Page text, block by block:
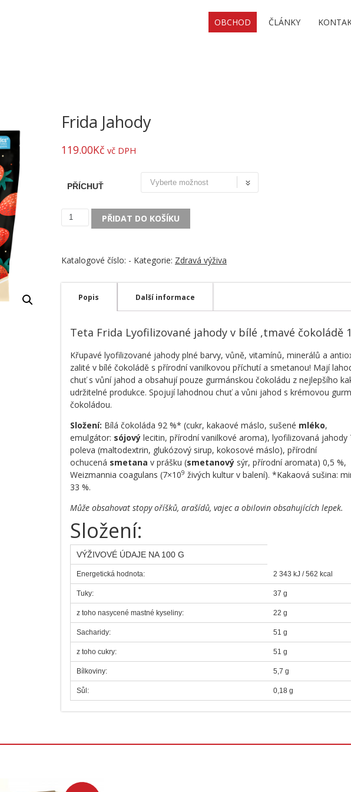
OBCHOD ČLÁNKY
Frida Jahody
119.00Kč vč DPH
PŘÍCHUŤ
Frida
PŘIDAT DO KOŠÍKU
Katalogové číslo: - Kategorie: Zdravá výživa
Popis Další informace
Teta Frida Lyofilizované jahody v bílé ,tmavé čokoládě
Křupavé lyofilizované jahody plné barvy, vůně, vitamínů, minerálů a
zalité v bílé čokoládě s přírodní vanilkovou příchutí a smetanou! Mají
chuť s vůní jahod a obsahují pouze gurmánskou čokoládu z nejlepšího
udržitelné produkce. Spojují lahodnou chuť a vůni jahod s krémovou
čokoládou.
Složení: Bílá čokoláda 92 %* (cukr, kakaové máslo, sušené mléko,
emulgátor: sójový lecitin, přírodní vanilkové aroma), lyofilizovaná jahody
poleva (maltodextrin, glukózový sirup, kokosové máslo), přírodní
ochucená smetana v prášku (smetanový sýr, přírodní aromata) 0,5 %,
Weizmannia coagulans (7×109 živých kultur v balení). *Kakaová sušina:
33 %.
Může obsahovat stopy oříšků, arašídů, vajec a obilovin obsahujících lepek.
Složení:
VÝŽIVOVÉ ÚDAJE NA 100 G
Energetická hodnota: 2 343 kJ / 562 kcal
Tuky: 37 g
z toho nasycené mastné kyseliny: 22 g
Sacharidy: 51 g
z toho cukry: 51 g
Bílkoviny: 5,7 g
Sůl: 0,18 g